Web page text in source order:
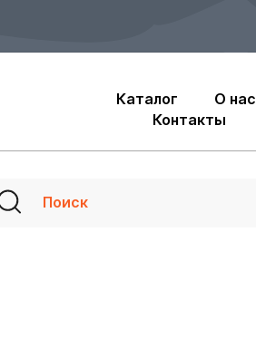
Каталог О нас
Контакты